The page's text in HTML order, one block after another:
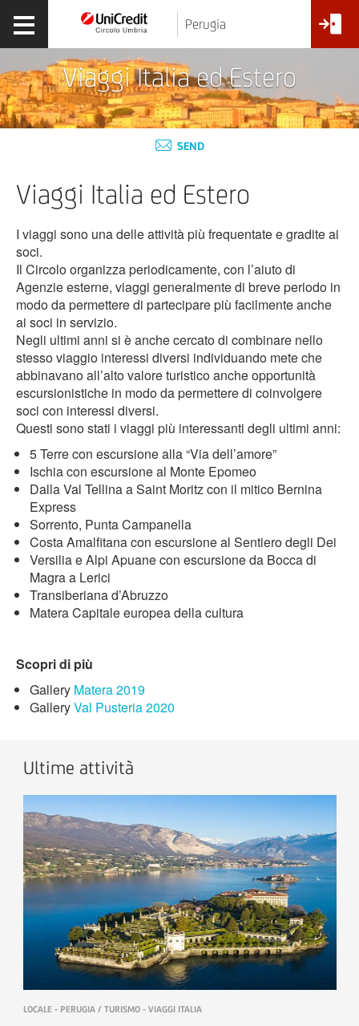
Perugia
Viaggi Italia ed Estero
SEND
Viaggi Italia ed Estero
I viaggi sono una delle attività più frequentate e gradite ai
soci.
Il Circolo organizza periodicamente, con l’aiuto di
Agenzie esterne, viaggi generalmente di breve periodo in
modo da permettere di partecipare più facilmente anche
ai soci in servizio.
Negli ultimi anni si è anche cercato di combinare nello
stesso viaggio interessi diversi individuando mete che
abbinavano all’alto valore turistico anche opportunità
escursionistiche in modo da permettere di coinvolgere
soci con interessi diversi.
Questi sono stati i viaggi più interessanti degli ultimi anni:
5 Terre con escursione alla “Via dell’amore”
Ischia con escursione al Monte Epomeo
Dalla Val Tellina a Saint Moritz con il mitico Bernina
Express
Sorrento, Punta Campanella
Costa Amalfitana con escursione al Sentiero degli Dei
Versilia e Alpi Apuane con escursione da Bocca di
Magra a Lerici
Transiberiana d’Abruzzo
Matera Capitale europea della cultura
Scopri di più
Gallery Matera 2019
GalleryVal Pusteria 2020
Ultime attività
LOCALE - PERUGIA / TURISMO - VIAGGI ITALIA